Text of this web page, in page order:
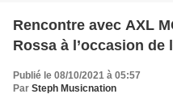
Rencontre avec AXL
Rossa à l’occasion de
Publié le 08/10/2021 à 05:57
Par Steph Musicnation